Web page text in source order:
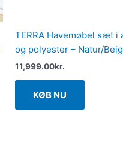
TERRA Havemøbel sæt i
og polyester – Natur/
11,999.00kr.
KØB NU